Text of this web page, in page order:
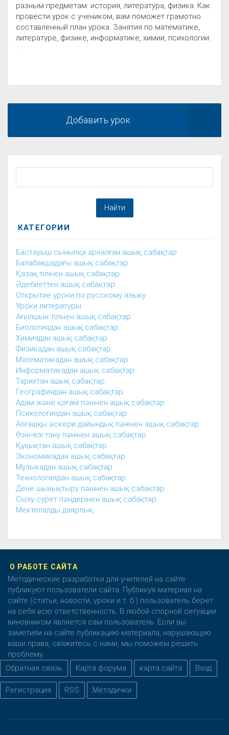
разным предметам: история, литература, физика. Как
провести урок с учеником, вам поможет грамотно
составленный план урока. Занятия по математике,
литературе, физике, информатике, химии, психологии.
Добавить урок
КАТЕГОРИИ
Бастауыш сыныпқа арналған ашық сабақтар
Балабақшадағы ашық сабақтар
Қазақ тілінен ашық сабақтар
Әдебиеттен ашық сабақтар
Открытие уроки по русскому языку
Уроки литературы
Ағылшын тілінен ашық сабақтар
Биологиядан ашық сабақтар
Химиядан ашық сабақтар
Физикадан ашық сабақтар
Математикадан ашық сабақтар
Информатикадан ашық сабақтар
Тарихтан ашық сабақтар
Географиядан ашық сабақтар
Адам және қоғам пәнінен ашық сабақтар
Психологиядан ашық сабақтар
Алғашқы әскери дайындық пәнінен ашық сабақтар
Өзін-өзі тану пәнінен ашық сабақтар
Құқықтан ашық сабақтар
Экономикадан ашық сабақтар
Музыкадан ашық сабақтар
Технологиядан ашық сабақтар
Дене шынықтыру пәнінен ашық сабақтар
Сызу сурет пәндерінен ашық сабақтар
Мектепалды даярлық
О РАБОТЕ САЙТА
Методические разработки для учителей на сайте
публикуют пользователи сайта. Публикуя материал на
сайте (статьи, новости, уроки и т. б.) пользователь берет
на себя всю ответственность. В любой спорной ситуации
виновником является сам пользователь. Если вы
заметили на сайте публикацию материала, нарушающую
ваши права, свяжитесь с нами, мы поможем решить
проблему.
Обратная связь
Карта форума карта сайта Вход
Регистрация RSS Методички